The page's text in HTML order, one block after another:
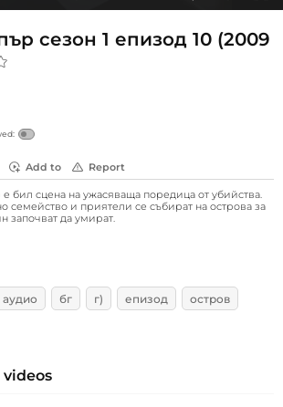
сезон 1 епизод 10 (2009
Add to Report
бил сцена на ужасяваща поредица от убийства.
семейство и приятели се събират на острова за
започват да умират.
аудио бг г) епизод
остров